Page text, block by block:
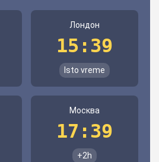
Лондон
15:39
Isto vreme
Москва
17:39
+2h